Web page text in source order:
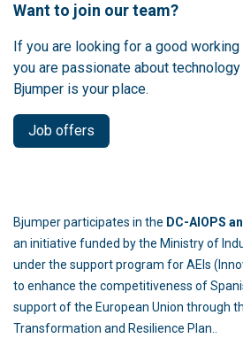
Want to join our team?
If you are looking for a good
you are passionate about technology
Bjumper is your place.
Job offers
Bjumper participates in the DC-AIOPS
an initiative funded by the Ministry of
under the support program for AEIs
to enhance the competitiveness of
support of the European Union through
Transformation and Resilience Plan..